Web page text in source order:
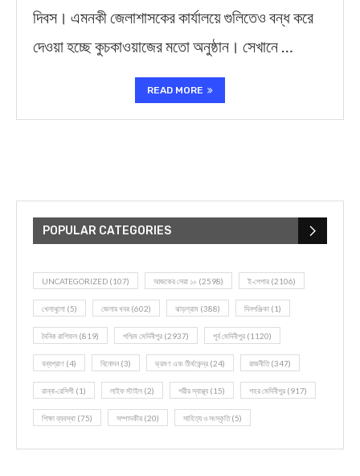
দিবস। এমনকী জেলাশাসকের কার্যালয়ে গুলিতেও বন্ধ করে
দেওয়া হচ্ছে কুচকাওয়াজের মতো অনুষ্ঠান। সেখানে …
READ MORE
POPULAR CATEGORIES
UNCATEGORIZED (107) আজকের সেরা ১০ (2598) ই-পেপার (2106)
খেলাধূলো (5) জেলার খবর (602) ঝাড়গ্রাম (388) দিনপঞ্জিকা (1)
দৈনিক রাশিফল (819) পশ্চিম মেদিনীপুর (2937) পূর্ব মেদিনীপুর (1120)
বন্যপ্রাণ (4) বিনোদন(3) ভ্রমণ এবং তীর্থকেন্দ্র (24) রাজনীতি(347)
রান্না-রেসিপী (1) লাইফ স্টাইল (2) শরীর স্বাস্থ্য (15) শহর মেদিনীপুর (917)
শিক্ষা ব্যবস্থা (75) সম্পাদকীয় (20) সাহিত্য ও সংস্কৃতি(5)